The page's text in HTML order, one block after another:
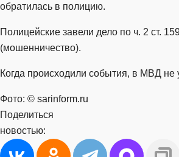
обратилась в полицию.
Полицейские завели дело по ч. 2 ст.
(мошенничество).
Когда происходили события, в МВД не
Фото: © sarinform.ru
Поделиться
новостью: